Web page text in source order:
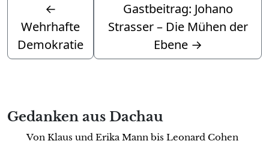
←
Wehrhafte
Demokratie
Gastbeitrag: Johano
Strasser – Die Mühen der
Ebene →
Gedanken aus Dachau
Von Klaus und Erika Mann bis Leonard Cohen